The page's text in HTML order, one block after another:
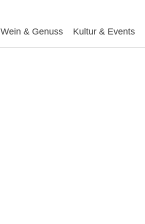
Wein & Genuss Kultur & Events